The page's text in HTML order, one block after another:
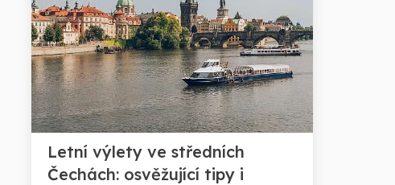
Letní výlety ve středních
Čechách: osvěžující tipy i